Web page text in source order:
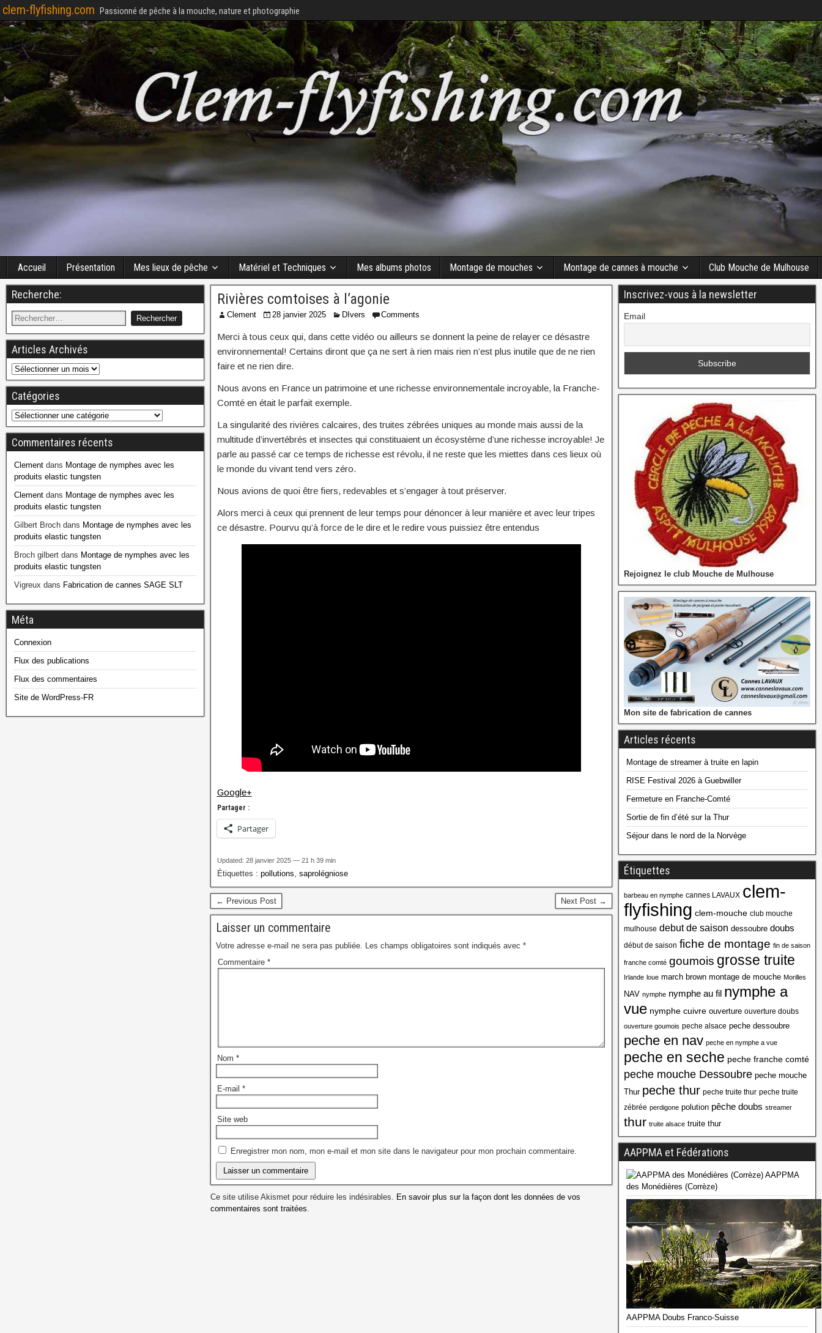
clem-flyfishing.com Passionné de pêche à la mouche, nature et photographie
Accueil Présentation Mes lieux de pêche Matériel et Techniques Mes albums photos Montage de mouches Montage de cannes à mouche Club Mouche de Mulhouse
Rivières comtoises à l’agonie
Clement 28 janvier 2025 DIvers Comments
Merci à tous ceux qui, dans cette vidéo ou ailleurs se donnent la peine de relayer ce désastre
environnemental! Certains diront que ça ne sert à rien mais rien n’est plus inutile que de ne rien
faire et ne rien dire.
Nous avons en France un patrimoine et une richesse environnementale incroyable, la Franche-
Comté en était le parfait exemple.
La singularité des rivières calcaires, des truites zébrées uniques au monde mais aussi de la
multitude d’invertébrés et insectes qui constituaient un écosystème d’une richesse incroyable! Je
parle au passé car ce temps de richesse est révolu, il ne reste que les miettes dans ces lieux où
le monde du vivant tend vers zéro.
Nous avions de quoi être fiers, redevables et s’engager à tout préserver.
Alors merci à ceux qui prennent de leur temps pour dénoncer à leur manière et avec leur tripes
ce désastre. Pourvu qu’à force de le dire et le redire vous puissiez être entendus
Google+
Partager :
Partager
Updated: 28 janvier 2025 — 21 h 39 min
Étiquettes : pollutions saprolégniose
← Previous Post Next Post →
Laisser un commentaire
Votre adresse e-mail ne sera pas publiée. Les champs obligatoires sont indiqués avec *
Commentaire *
Nom *
E-mail *
Site web
Enregistrer mon nom, mon e-mail et mon site dans le navigateur pour mon prochain commentaire.
Ce site utilise Akismet pour réduire les indésirables. En savoir plus sur la façon dont les données de vos
commentaires sont traitées
Recherche:
Articles Archivés
Catégories
Commentaires récents
Clement dans Montage de nymphes avec les
produits elastic tungsten
Clement dans Montage de nymphes avec les
produits elastic tungsten
Gilbert Broch dans Montage de nymphes avec les
produits elastic tungsten
Broch gilbert dans Montage de nymphes avec les
produits elastic tungsten
Vigreux dans Fabrication de cannes SAGE SLT
Méta
Connexion
Flux des publications
Flux des commentaires
Site de WordPress-FR
Inscrivez-vous à la newsletter
Email
Rejoignez le club Mouche de Mulhouse
Mon site de fabrication de cannes
Articles récents
Montage de streamer à truite en lapin
RISE Festival 2026 à Guebwiller
Fermeture en Franche-Comté
Sortie de fin d’été sur la Thur
Séjour dans le nord de la Norvège
Étiquettes
barbeau en nymphe cannes LAVAUX clem-
flyfishing clem-mouche club mouche
mulhouse debut de saison dessoubre doubs
début de saison fiche de montage fin de saison
franche comté goumois grosse truite
Irlande loue march brown montage de mouche Morilles
NAV nymphe nymphe au fil nymphe a
vue nymphe cuivre ouverture ouverture doubs
ouverture goumois peche alsace peche dessoubre
peche en nav peche en nymphe a vue
peche en seche peche franche comté
peche mouche Dessoubre peche mouche
Thur peche thur peche truite thur peche truite
zébrée perdigone polution pêche doubs streamer
thur truite alsace truite thur
AAPPMA et Fédérations
AAPPMA
des Monédières (Corrèze)
AAPPMA Doubs Franco-Suisse